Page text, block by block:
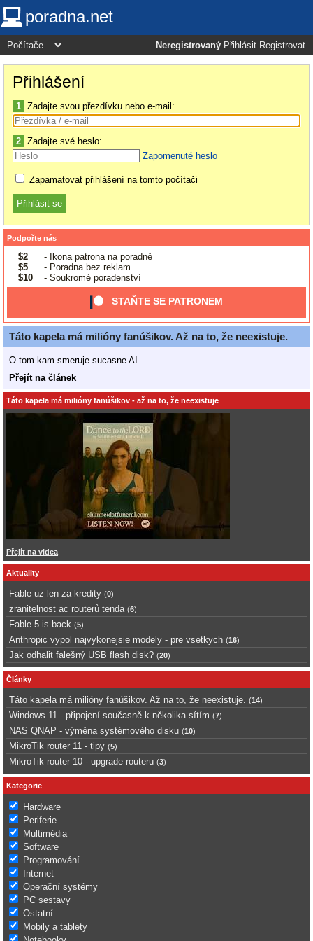
poradna.net
Neregistrovaný Přihlásit Registrovat
Přihlášení
1 Zadajte svou přezdívku nebo e-mail:
2 Zadajte své heslo:
Zapomenuté heslo
Zapamatovat přihlášení na tomto počítači
Podpořte nás
$2
- Ikona patrona na poradně
$5
- Poradna bez reklam
$10
- Soukromé poradenství
STAŇTE SE PATRONEM
Táto kapela má milióny fanúšikov. Až na to, že neexistuje.
O tom kam smeruje sucasne AI.
Přejít na článek
Táto kapela má milióny fanúšikov - až na to, že neexistuje
Přejít na videa
Aktuality
Fable uz len za kredity (0)
zranitelnost ac routerů tenda (6)
Fable 5 is back (5)
Anthropic vypol najvykonejsie modely - pre vsetkych (16)
Jak odhalit falešný USB flash disk? (20)
Články
Táto kapela má milióny fanúšikov. Až na to, že neexistuje. (14)
Windows 11 - připojení současně k několika sítím (7)
NAS QNAP - výměna systémového disku (10)
MikroTik router 11 - tipy (5)
MikroTik router 10 - upgrade routeru (3)
Kategorie
Hardware
Periferie
Multimédia
Software
Programování
Internet
Operační systémy
PC sestavy
Ostatní
Mobily a tablety